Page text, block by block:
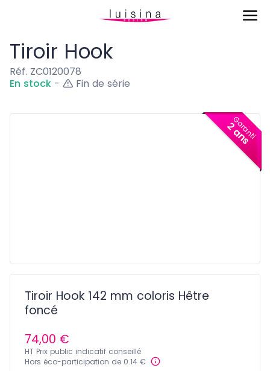
Tiroir Hook
Tiroir Hook
Réf. ZC0120078
En stock - Fin de série
Garanti
2 ans
Tiroir Hook 142 mm coloris Hêtre
foncé
74,00 €
HT Prix public indicatif conseillé
Hors éco-participation de 0.14 €